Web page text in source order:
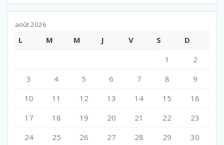
août 2026
L M M J V S
D
1
2
3
4 5 6 7 8
9
10
11 12 13 14 15
16
17
18 19 20 21 22
23
24
25 26 27 28 29 30